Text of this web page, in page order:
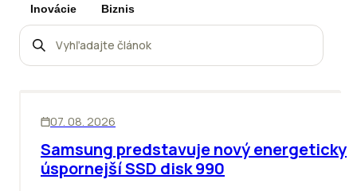
Inovácie Biznis
07. 08. 2026
Samsung predstavuje nový energeticky
úspornejší SSD disk 990